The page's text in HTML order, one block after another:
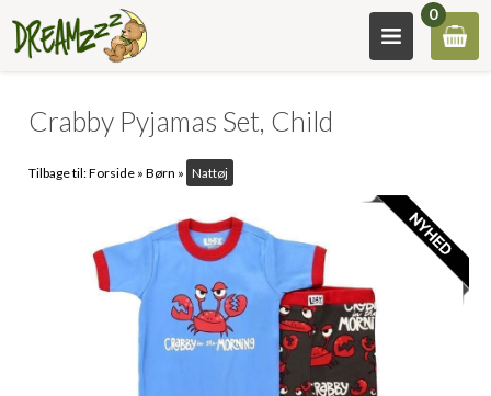
0
Crabby Pyjamas Set, Child
Tilbage til:Forside »Børn » Nattøj